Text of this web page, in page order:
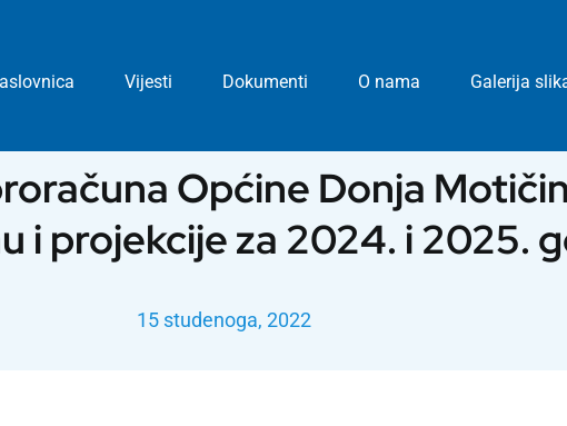
Vijesti Dokumenti O nama Galerija
Općine Donja
i projekcije za 2024. i 2025.
15 studenoga, 2022